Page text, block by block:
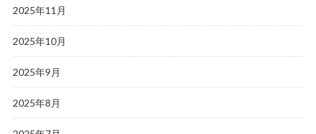
2025年11月
2025年10月
2025年9月
2025年8月